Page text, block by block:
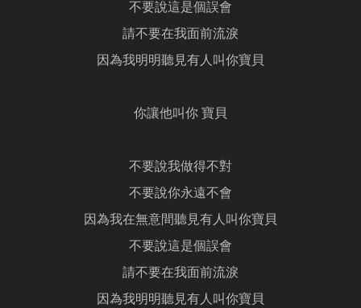
不要說這是個誤會
請不要在我面前流淚
因為我明明聽見有人叫你寶貝
你讓他叫你 寶貝
不要說我做得不對
不要說你永遠不會
因為我在無意間聽見有人叫你寶貝
不要說這是個誤會
請不要在我面前流淚
因為我明明聽見有人叫你寶貝